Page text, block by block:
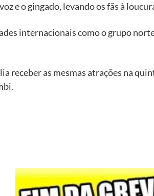
e o gingado, levando os fãs à
internacionais como o grupo
receber as mesmas atrações na